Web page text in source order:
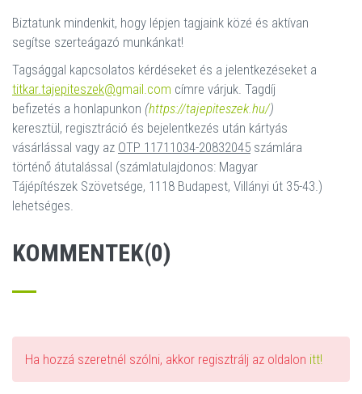
Biztatunk mindenkit, hogy lépjen tagjaink közé és aktívan
segítse szerteágazó munkánkat!
Tagsággal kapcsolatos kérdéseket és a jelentkezéseket a
titkar.tajepiteszek@gmail.com címre várjuk. Tagdíj
befizetés a honlapunkon (https://tajepiteszek.hu/)
keresztül, regisztráció és bejelentkezés után kártyás
vásárlással vagy az OTP 11711034-20832045 számlára
történő átutalással (számlatulajdonos: Magyar
Tájépítészek Szövetsége, 1118 Budapest, Villányi út 35-43.)
lehetséges.
KOMMENTEK(0)
Ha hozzá szeretnél szólni, akkor regisztrálj az oldalon itt!